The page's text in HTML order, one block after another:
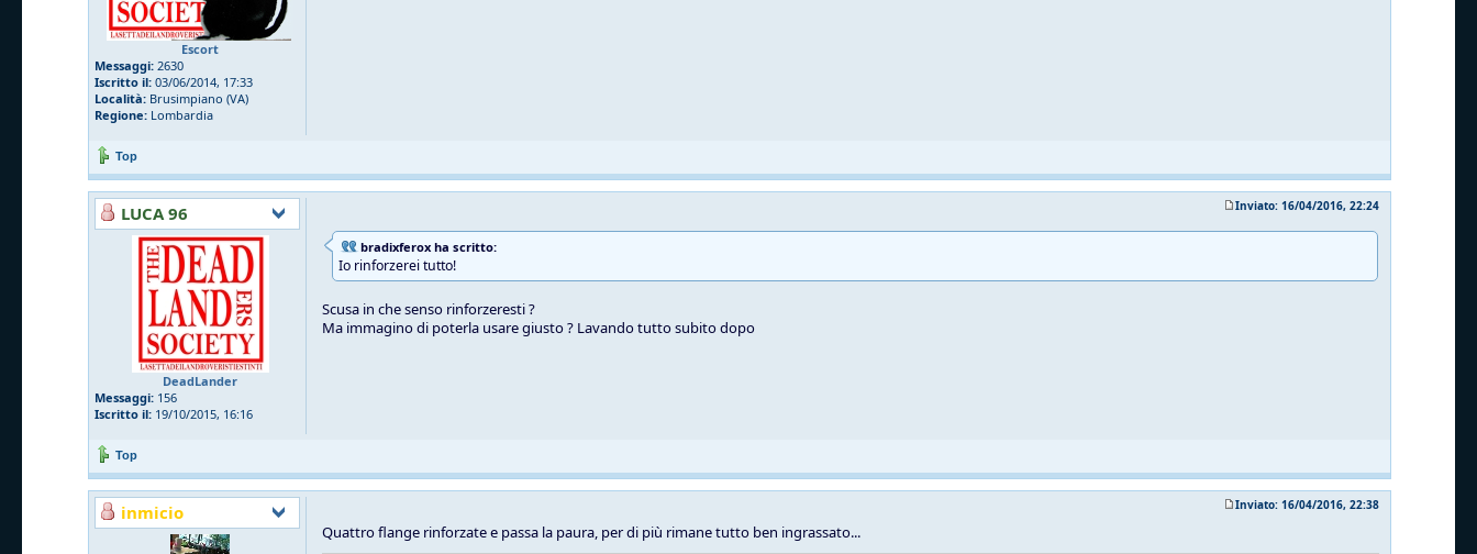
Escort
Messaggi: 2630
Iscritto il: 03/06/2014, 17:33
Località: Brusimpiano (VA)
Regione: Lombardia
Top
LUCA 96
DeadLander
Messaggi: 156
Iscritto il: 19/10/2015, 16:16
Inviato: 16/04/2016, 22:24
bradixferox ha scritto:
Io rinforzerei tutto!
Scusa in che senso rinforzeresti ?
Ma immagino di poterla usare giusto ? Lavando tutto subito dopo
Top
inmicio Inviato: 16/04/2016, 22:38
Quattro flange rinforzate e passa la paura, per di più rimane tutto ben ingrassato...